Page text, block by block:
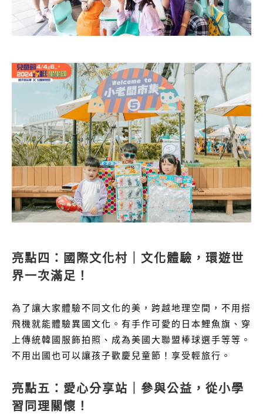
亮點四：國際文化村｜文化體驗，環遊世
界一次滿足！
為了讓大家體驗不同文化的美，跨越地理空間，不用搭
飛機就能體驗異國文化。有手作可愛的日本鯉魚旗、穿
上傳統韓國服飾拍照、成為美國大聯盟棒球選手等等。
不用出國也可以讓孩子歡慶兒童節！享受輕旅行。
亮點五：愛心分享站｜參與公益，從小學
習同理關懷！